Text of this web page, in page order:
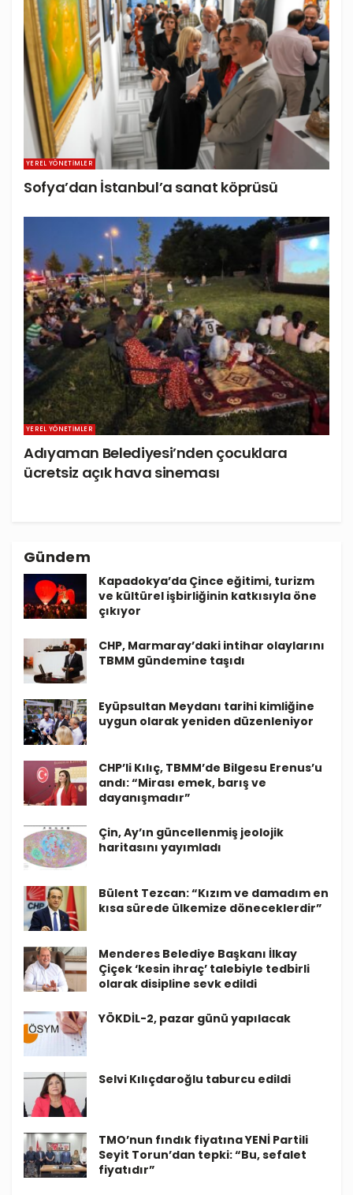
YEREL YÖNETIMLER
Sofya’dan İstanbul’a sanat köprüsü
YEREL YÖNETIMLER
Adıyaman Belediyesi’nden çocuklara
ücretsiz açık hava sineması
Gündem
Kapadokya’da Çince eğitimi, turizm
ve kültürel işbirliğinin katkısıyla öne
çıkıyor
CHP, Marmaray’daki intihar olaylarını
TBMM gündemine taşıdı
Eyüpsultan Meydanı tarihi kimliğine
uygun olarak yeniden düzenleniyor
CHP’li Kılıç, TBMM’de Bilgesu Erenus’u
andı: “Mirası emek, barış ve
dayanışmadır”
Çin, Ay’ın güncellenmiş jeolojik
haritasını yayımladı
Bülent Tezcan: “Kızım ve damadım en
kısa sürede ülkemize döneceklerdir”
Menderes Belediye Başkanı İlkay
Çiçek ‘kesin ihraç’ talebiyle tedbirli
olarak disipline sevk edildi
YÖKDİL-2, pazar günü yapılacak
Selvi Kılıçdaroğlu taburcu edildi
TMO’nun fındık fiyatına YENİ Partili
Seyit Torun’dan tepki: “Bu, sefalet
fiyatıdır”